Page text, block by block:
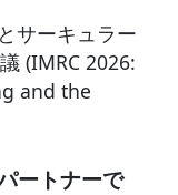
ートナーで